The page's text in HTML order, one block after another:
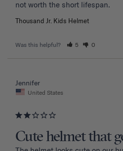
Thousand Jr. Kids Helmet
Was this helpful? 5 0
Jennifer
United States
Cute helmet that